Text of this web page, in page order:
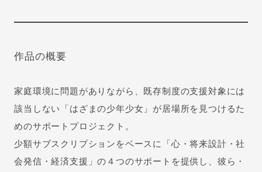
作品の概要
家庭環境に問題がありながら、既存制度の支援対象には
該当しない「はざまの少年少女」が居場所を見つけるた
めのサポートプロジェクト。
少額サブスクリプションをベースに「心・将来設計・社
会発信・経済支援」の４つのサポートを提供し、彼ら・